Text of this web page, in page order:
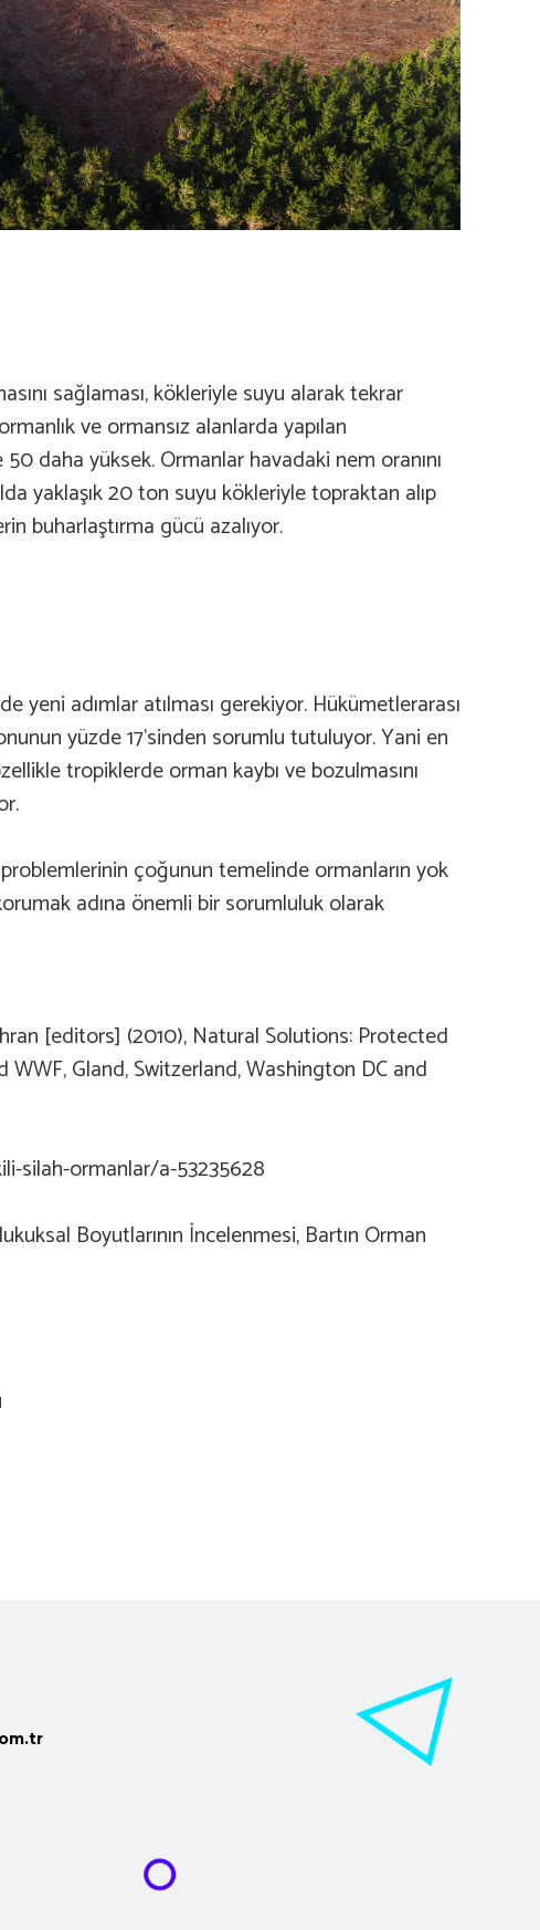
sağlaması, kökleriyle suyu alarak tekrar
ve ormansız alanlarda yapılan
daha yüksek. Ormanlar havadaki nem oranını
yaklaşık 20 ton suyu kökleriyle topraktan alıp
buharlaştırma gücü azalıyor.
yeni adımlar atılması gerekiyor. Hükümetlerarası
yüzde 17’sinden sorumlu tutuluyor. Yani en
tropiklerde orman kaybı ve bozulmasını
çoğunun temelinde ormanların yok
adına önemli bir sorumluluk olarak
[editors] (2010), Natural Solutions: Protected
Gland, Switzerland, Washington DC and
silah-ormanlar/a-53235628
Boyutlarının İncelenmesi, Bartın Orman